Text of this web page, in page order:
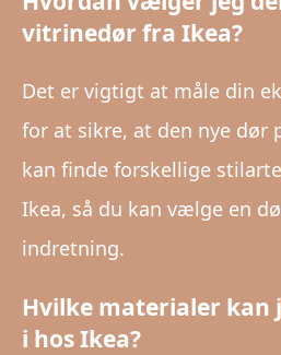
vitrinedør fra Ikea?
Det er vigtigt at måle din
for at sikre, at den nye dør
kan finde forskellige
Ikea, så du kan vælge en
indretning.
Hvilke materialer kan
i hos Ikea?